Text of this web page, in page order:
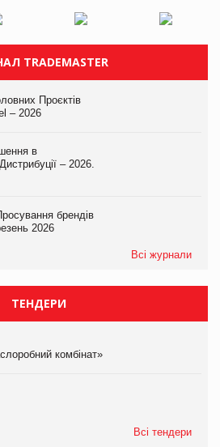
TRADEMASTER
Проєктів
– 2026
в
– 2026.
брендів
2026
Всі журнали
ТЕНДЕРИ
комбінат»
Всі тендери